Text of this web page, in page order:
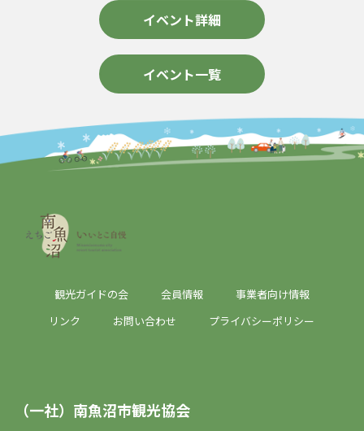
イベント詳細
イベント一覧
観光ガイドの会 会員情報 事業者向け情報
リンク お問い合わせ プライバシーポリシー
（一社）南魚沼市観光協会